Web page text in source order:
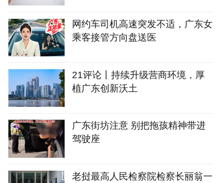
网约车司机高速突发不适，广东女
乘客接管方向盘送医
21评论丨持续升级营商环境，厚
植广东创新沃土
广东街坊注意 别把拖孩精神带进
驾驶座
老挝最高人民检察院检察长丽翁一